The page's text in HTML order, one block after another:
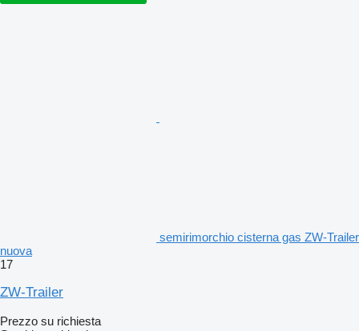
semirimorchio cisterna gas ZW-Trailer
nuova
17
ZW-Trailer
Prezzo su richiesta